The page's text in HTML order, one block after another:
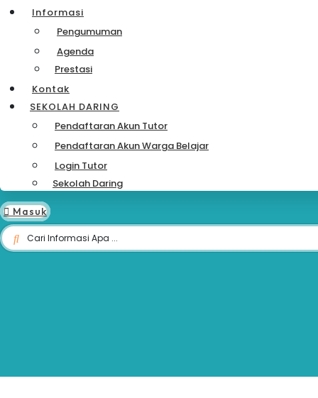
Informasi
Pengumuman
Agenda
Prestasi
Kontak
SEKOLAH DARING
Pendaftaran Akun Tutor
Pendaftaran Akun Warga Belajar
Login Tutor
Sekolah Daring
Masuk
Search
...